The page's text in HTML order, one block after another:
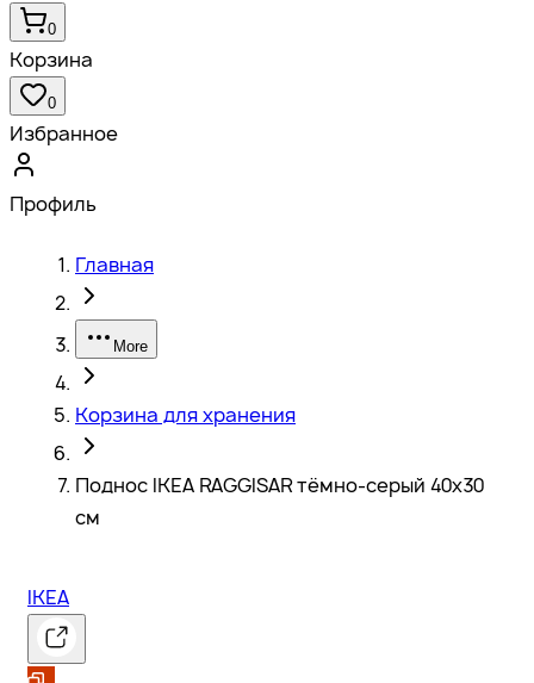
0
Корзина
0
Избранное
Профиль
Главная
More
Корзина для хранения
Поднос IKEA RAGGISAR тёмно-серый 40x30
см
IKEA